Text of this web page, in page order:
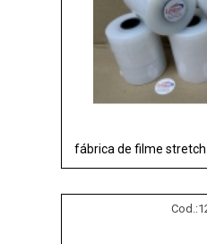
fábrica de filme
Cod.: